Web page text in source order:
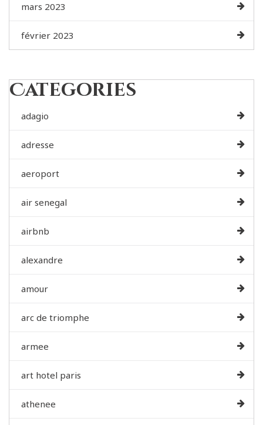
mars 2023
février 2023
Categories
adagio
adresse
aeroport
air senegal
airbnb
alexandre
amour
arc de triomphe
armee
art hotel paris
athenee